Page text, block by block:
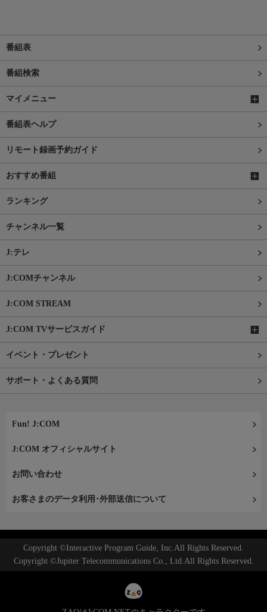
番組表
番組検索
マイメニュー
番組表ヘルプ
リモート録画予約ガイド
おすすめ番組
ランキング
チャンネル一覧
J:テレ
J:COMチャンネル
J:COM STREAM
J:COM TVサービスガイド
イベント・プレゼント
サポート・よくある質問
Fun! J:COM
J:COM オフィシャルサイト
お問い合わせ
お客さまのデータ利用･外部送信について
Copyright ©Interactive Program Guide, Inc.All Rights Reserved.
Copyright ©Jupiter Telecommunications Co., Ltd.All Rights Reserved.